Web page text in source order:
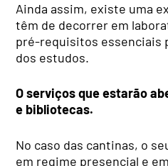
Ainda assim, existe uma
têm de decorrer em
pré-requisitos essenciais
dos estudos.
O serviços que estarão
e bibliotecas.
No caso das cantinas, o
em regime presencial e